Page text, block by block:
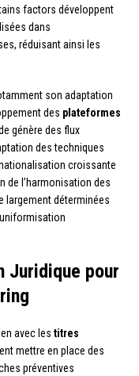
factors développent
dans
réduisant ainsi les
son adaptation
des plateformes
génère des flux
des techniques
croissante
de l’harmonisation des
largement déterminées
Juridique pour
avec les titres
mettre en place des
préventives